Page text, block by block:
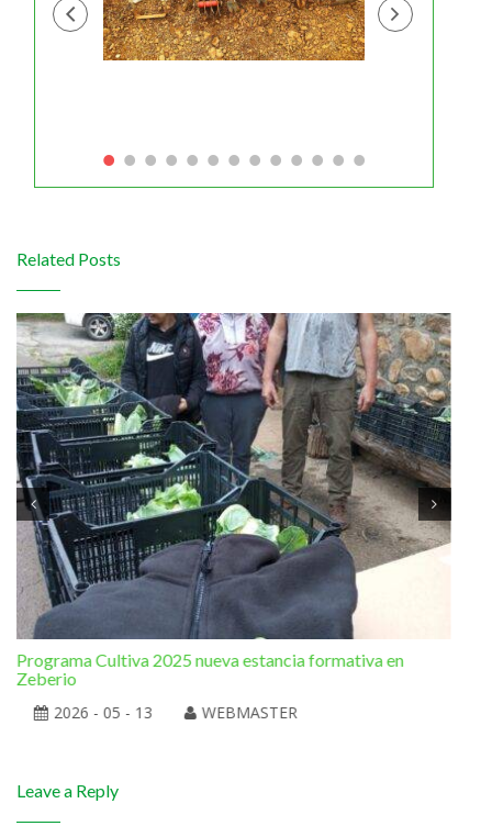
Related Posts
Programa Cultiva 2025 nueva estancia formativa en
Zeberio
2026 - 05 - 13
WEBMASTER
Leave a Reply